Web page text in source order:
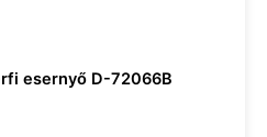
esernyő D-72066B